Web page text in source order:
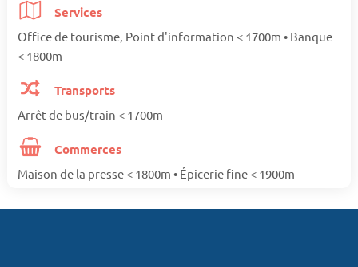
Services
Office de tourisme, Point d'information < 1700m • Banque
< 1800m
Transports
Arrêt de bus/train < 1700m
Commerces
Maison de la presse < 1800m • Épicerie fine < 1900m